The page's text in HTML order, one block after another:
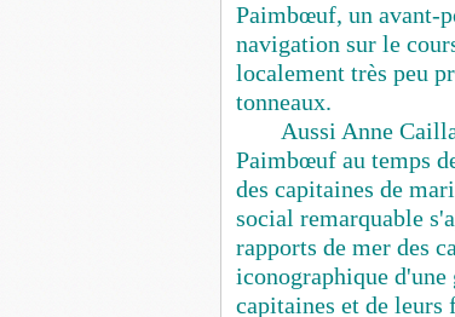
Paimbœuf, un avant-
navigation sur le
localement très peu
tonneaux.
Aussi Anne
Paimbœuf au temps
des capitaines de
social remarquable
rapports de mer des
iconographique
capitaines et de